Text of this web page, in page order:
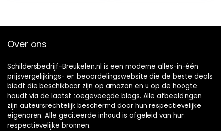
Over ons
Schildersbedrijf-Breukelen.nl is een moderne alles-in-één
prijsvergelijkings- en beoordelingswebsite die de beste deals
biedt die beschikbaar zijn op amazon en u op de hoogte
houdt via de laatst toegevoegde blogs. Alle afbeeldingen
zijn auteursrechtelijk beschermd door hun respectievelijke
eigenaren. Alle geciteerde inhoud is afgeleid van hun
respectievelijke bronnen.